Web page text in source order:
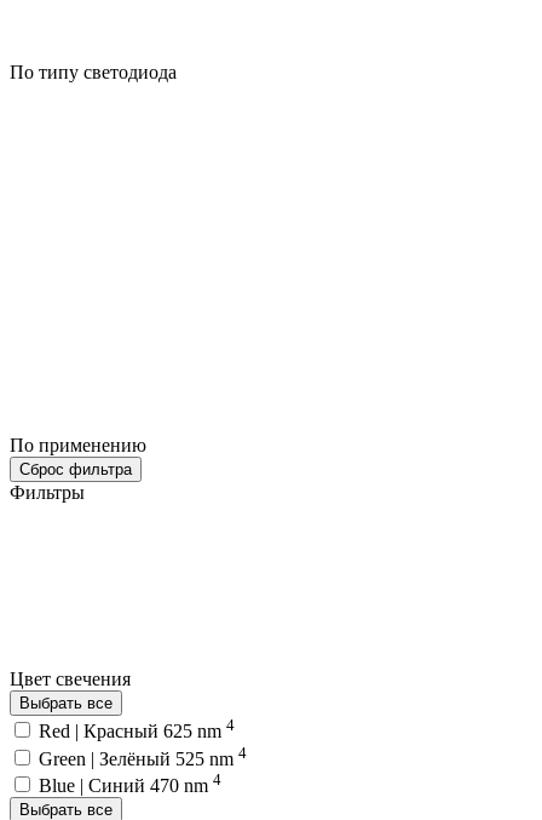
По типу светодиода
По применению
Сброс фильтра
Фильтры
Цвет свечения
Выбрать все
Red | Красный 625 nm 4
Green | Зелёный 525 nm 4
Blue | Синий 470 nm 4
Выбрать все